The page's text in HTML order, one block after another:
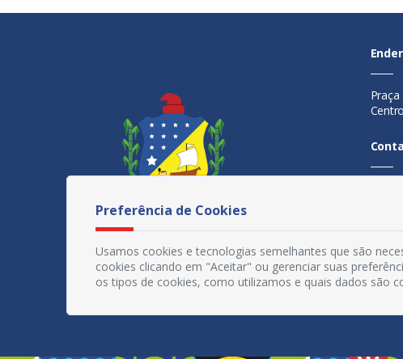
Preferência de Cookies
Usamos cookies e tecnologias semelhantes que são
cookies clicando em "Aceitar" ou gerenciar suas
os tipos de cookies, como utilizamos e quais dados são